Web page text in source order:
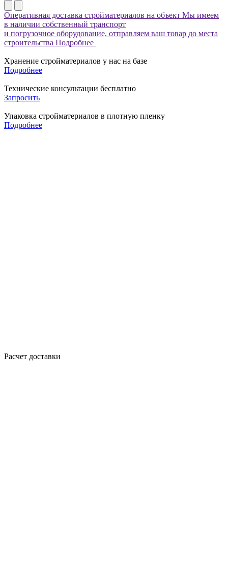
Оперативная доставка стройматериалов на объект Мы имеем
в наличии собственный транспорт
и погрузочное оборудование, отправляем ваш товар до места
строительства Подробнее
Хранение стройматериалов у нас на базе
Подробнее
Технические консультации бесплатно
Запросить
Упаковка стройматериалов в плотную пленку
Подробнее
Расчет доставки